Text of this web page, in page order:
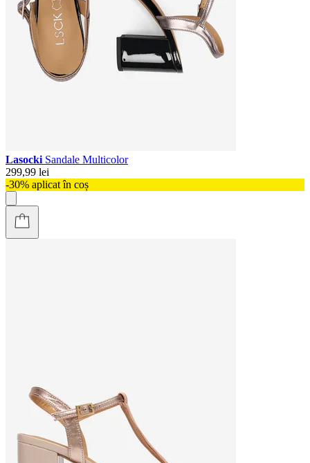
Lasocki Sandale Multicolor
299,99 lei
-30% aplicat în coș